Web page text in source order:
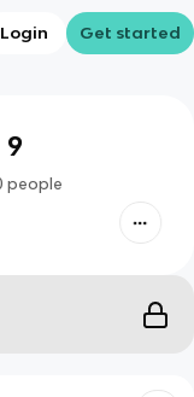
Login Get started
people